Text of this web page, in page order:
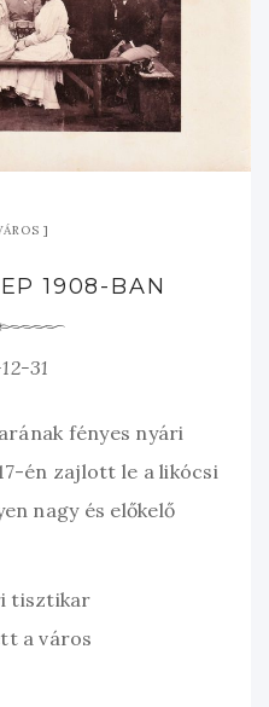
1908-BAN
31
fényes nyári
én zajlott le a likócsi
nagy és előkelő
tisztikar
a város